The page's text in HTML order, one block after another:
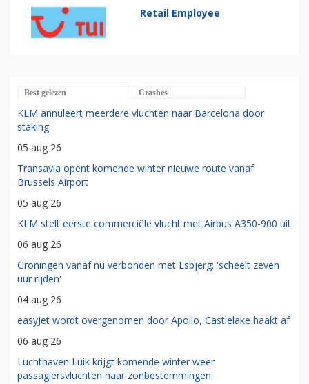
Retail Employee
Best gelezen Crashes
KLM annuleert meerdere vluchten naar Barcelona door
staking
05 aug 26
Transavia opent komende winter nieuwe route vanaf
Brussels Airport
05 aug 26
KLM stelt eerste commerciële vlucht met Airbus A350-900 uit
06 aug 26
Groningen vanaf nu verbonden met Esbjerg: 'scheelt zeven
uur rijden'
04 aug 26
easyJet wordt overgenomen door Apollo, Castlelake haakt af
06 aug 26
Luchthaven Luik krijgt komende winter weer
passagiersvluchten naar zonbestemmingen